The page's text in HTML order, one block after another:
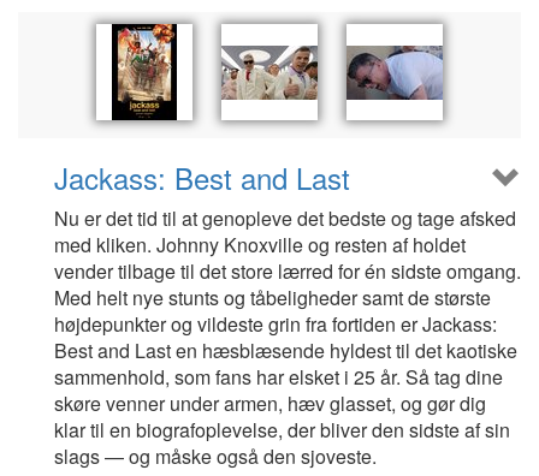
Jackass: Best and Last
Nu er det tid til at genopleve det bedste og tage afsked
med kliken. Johnny Knoxville og resten af holdet
vender tilbage til det store lærred for én sidste omgang.
Med helt nye stunts og tåbeligheder samt de største
højdepunkter og vildeste grin fra fortiden er Jackass:
Best and Last en hæsblæsende hyldest til det kaotiske
sammenhold, som fans har elsket i 25 år. Så tag dine
skøre venner under armen, hæv glasset, og gør dig
klar til en biografoplevelse, der bliver den sidste af sin
slags — og måske også den sjoveste.